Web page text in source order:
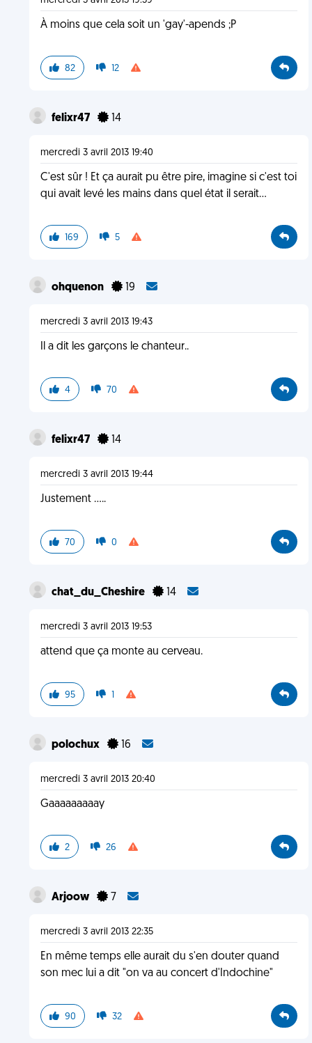
À moins que cela soit un 'gay'-apends ;P
82 12
felixr47 14
mercredi 3 avril 2013 19:40
C'est sûr ! Et ça aurait pu être pire, imagine si c'est toi
qui avait levé les mains dans quel état il serait...
169 5
ohquenon 19
mercredi 3 avril 2013 19:43
Il a dit les garçons le chanteur..
4 70
felixr47 14
mercredi 3 avril 2013 19:44
Justement .....
70 0
chat_du_Cheshire 14
mercredi 3 avril 2013 19:53
attend que ça monte au cerveau.
95 1
polochux 16
mercredi 3 avril 2013 20:40
Gaaaaaaaaay
2 26
Arjoow 7
mercredi 3 avril 2013 22:35
En même temps elle aurait du s'en douter quand
son mec lui a dit "on va au concert d'Indochine"
90 32